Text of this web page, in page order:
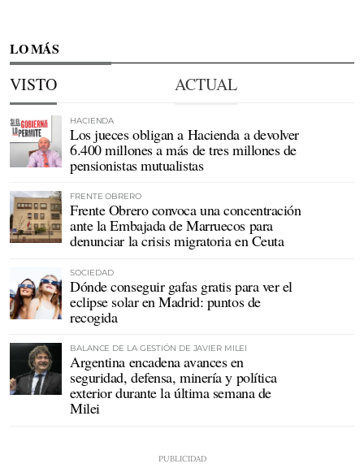
LO MÁS
VISTO ACTUAL
HACIENDA
Los jueces obligan a Hacienda a devolver
6.400 millones a más de tres millones de
pensionistas mutualistas
FRENTE OBRERO
Frente Obrero convoca una concentración
ante la Embajada de Marruecos para
denunciar la crisis migratoria en Ceuta
SOCIEDAD
Dónde conseguir gafas gratis para ver el
eclipse solar en Madrid: puntos de
recogida
BALANCE DE LA GESTIÓN DE JAVIER MILEI
Argentina encadena avances en
seguridad, defensa, minería y política
exterior durante la última semana de
Milei